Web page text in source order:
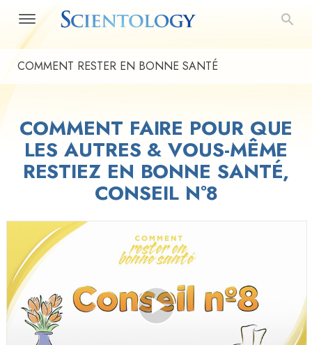
COMMENT RESTER EN BONNE SANTÉ
COMMENT FAIRE POUR QUE
LES AUTRES & VOUS-MÊME
RESTIEZ EN BONNE SANTÉ,
CONSEIL Nº8
Play